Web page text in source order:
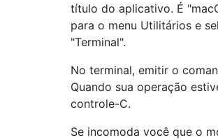
título do aplicativo. É
para o menu Utilitários e
"Terminal".
No terminal, emitir o
Quando sua operação
controle-C.
Se incomoda você que o